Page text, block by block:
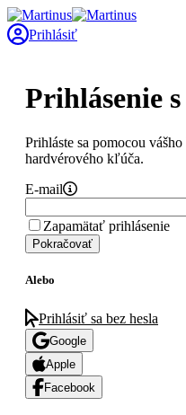
Prihlásiť
Prihlásenie s
Prihláste sa pomocou
hardvérového kľúča.
E-mail
Zapamätať prihlásenie
Pokračovať
Alebo
Prihlásiť sa bez hesla
Google
Apple
Facebook